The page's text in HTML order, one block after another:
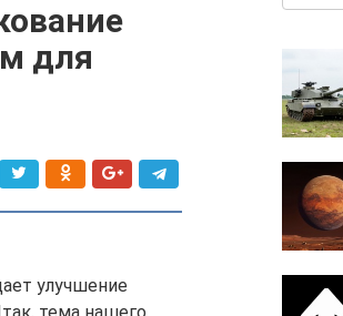
для
улучшение